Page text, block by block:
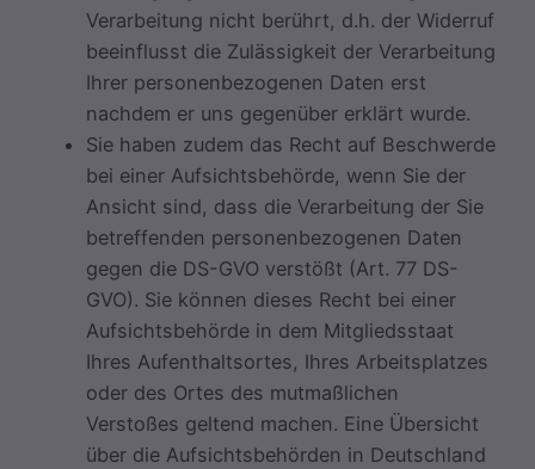
Verarbeitung nicht berührt, d.h. der Widerruf
beeinflusst die Zulässigkeit der Verarbeitung
Ihrer personenbezogenen Daten erst
nachdem er uns gegenüber erklärt wurde.
Sie haben zudem das Recht auf Beschwerde
bei einer Aufsichtsbehörde, wenn Sie der
Ansicht sind, dass die Verarbeitung der Sie
betreffenden personenbezogenen Daten
gegen die DS-GVO verstößt (Art. 77 DS-
GVO). Sie können dieses Recht bei einer
Aufsichtsbehörde in dem Mitgliedsstaat
Ihres Aufenthaltsortes, Ihres Arbeitsplatzes
oder des Ortes des mutmaßlichen
Verstoßes geltend machen. Eine Übersicht
über die Aufsichtsbehörden in Deutschland